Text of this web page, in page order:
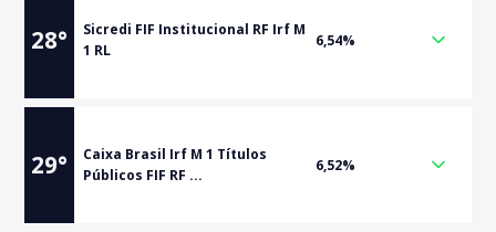
28°
Sicredi FIF Institucional RF Irf M
1 RL
6,54%
29°
Caixa Brasil Irf M 1 Títulos
Públicos FIF RF ...
6,52%